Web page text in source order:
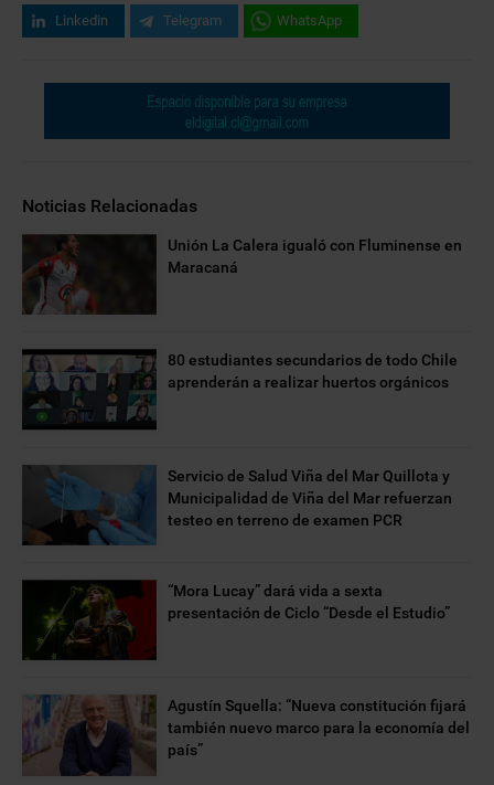
Linkedin Telegram WhatsApp
Noticias Relacionadas
Unión La Calera igualó con Fluminense en
Maracaná
80 estudiantes secundarios de todo Chile
aprenderán a realizar huertos orgánicos
Servicio de Salud Viña del Mar Quillota y
Municipalidad de Viña del Mar refuerzan
testeo en terreno de examen PCR
“Mora Lucay” dará vida a sexta
presentación de Ciclo “Desde el Estudio”
Agustín Squella: “Nueva constitución fijará
también nuevo marco para la economía del
país”